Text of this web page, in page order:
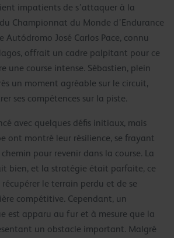
impatients de s’attaquer à la
Championnat du Monde d’Endurance
Autódromo José Carlos Pace, connu
offrait un cadre palpitant pour ce
une course intense. Sébastien, plein
un moment agréable sur le circuit,
ses compétences sur la piste.
avec quelques défis initiaux, mais
ont montré leur résilience, se frayant
pour revenir dans la course. La
bien, et la stratégie était parfaite, ce
le terrain perdu et de se
compétitive. Cependant, un
est apparu au fur et à mesure que la
un obstacle important. Malgré